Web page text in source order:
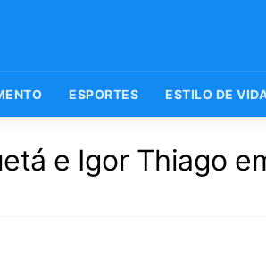
ESPORTES ESTILO DE
e Igor Thiago